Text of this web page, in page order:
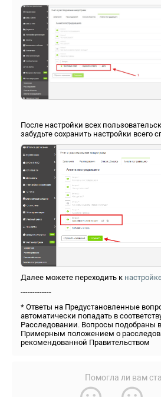
После настройки всех
забудьте сохранить настройки всего
Далее можете переходить к
-------------
* Ответы на Предустановленные
автоматически попадать в
Расследовании. Вопросы подобраны в
Примерным положением о
рекомендованной Правительством
Помогла ли вам